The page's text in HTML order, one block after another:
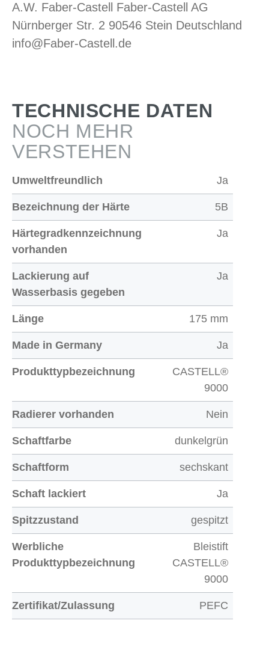
A.W. Faber-Castell Faber-Castell AG
Nürnberger Str. 2 90546 Stein Deutschland
info@Faber-Castell.de
TECHNISCHE DATEN
NOCH MEHR
VERSTEHEN
Umweltfreundlich Ja
Bezeichnung der Härte 5B
Härtegradkennzeichnung
vorhanden
Ja
Lackierung auf
Wasserbasis gegeben
Ja
Länge 175 mm
Made in Germany Ja
Produkttypbezeichnung
CASTELL®
9000
Radierer vorhanden Nein
Schaftfarbe dunkelgrün
Schaftform sechskant
Schaft lackiert Ja
Spitzzustand gespitzt
Werbliche
Produkttypbezeichnung
Bleistift
CASTELL®
9000
Zertifikat/Zulassung PEFC